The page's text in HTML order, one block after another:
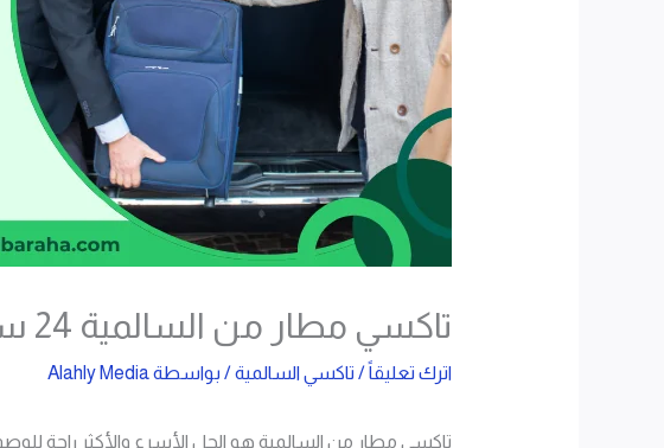
تاكسي مطار من السالمية 24 ساعة بأسعار ثابتة وخدمة سريعة
اترك تعليقاً/ تاكسي السالمية/ بواسطةAlahly Media
تاكسي مطار من السالمية هو الحل الأسرع والأكثر راحة